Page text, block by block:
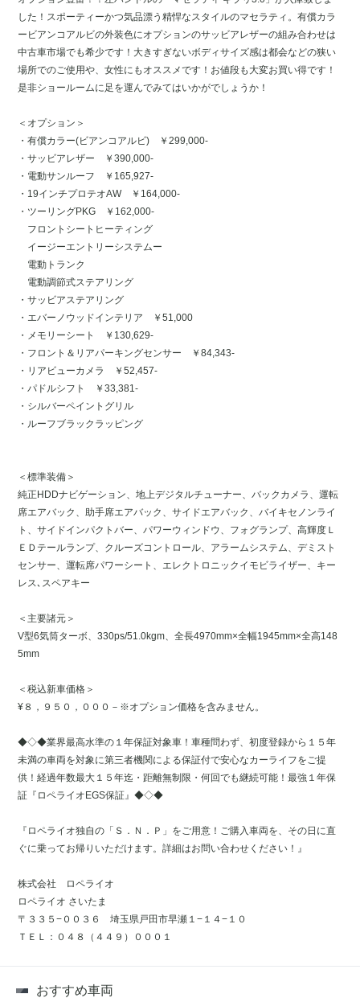
した！スポーティーかつ気品漂う精悍なスタイルのマセラティ。有償カラ
ービアンコアルビの外装色にオプションのサッビアレザーの組み合わせは
中古車市場でも希少です！大きすぎないボディサイズ感は都会などの狭い
場所でのご使用や、女性にもオススメです！お値段も大変お買い得です！
是非ショールームに足を運んでみてはいかがでしょうか！
＜オプション＞
・有償カラー(ビアンコアルビ) ￥299,000-
・サッビアレザー ￥390,000-
・電動サンルーフ ￥165,927-
・19インチプロテオAW ￥164,000-
・ツーリングPKG ￥162,000-
フロントシートヒーティング
イージーエントリーシステムー
電動トランク
電動調節式ステアリング
・サッビアステアリング
・エバーノウッドインテリア ￥51,000
・メモリーシート ￥130,629-
・フロント＆リアパーキングセンサー ￥84,343-
・リアビューカメラ ￥52,457-
・パドルシフト ￥33,381-
・シルバーペイントグリル
・ルーフブラックラッピング
＜標準装備＞
純正HDDナビゲーション、地上デジタルチューナー、バックカメラ、運転
席エアバック、助手席エアバック、サイドエアバック、バイキセノンライ
ト、サイドインパクトバー、パワーウィンドウ、フォグランプ、高輝度Ｌ
ＥＤテールランプ、クルーズコントロール、アラームシステム、デミスト
センサー、運転席パワーシート、エレクトロニックイモビライザー、キー
レス､スペアキー
＜主要諸元＞
V型6気筒ターボ、330ps/51.0kgm、全長4970mm×全幅1945mm×全高148
5mm
＜税込新車価格＞
¥８，９５０，０００－※オプション価格を含みません。
◆◇◆業界最高水準の１年保証対象車！車種問わず、初度登録から１５年
未満の車両を対象に第三者機関による保証付で安心なカーライフをご提
供！経過年数最大１５年迄・距離無制限・何回でも継続可能！最強１年保
証『ロペライオEGS保証』◆◇◆
『ロペライオ独自の「Ｓ．Ｎ．Ｐ」をご用意！ご購入車両を、その日に直
ぐに乗ってお帰りいただけます。詳細はお問い合わせください！』
株式会社 ロペライオ
ロペライオ さいたま
〒３３５−００３６ 埼玉県戸田市早瀬１−１４−１０
ＴＥＬ：０４８（４４９）０００１
おすすめ車両